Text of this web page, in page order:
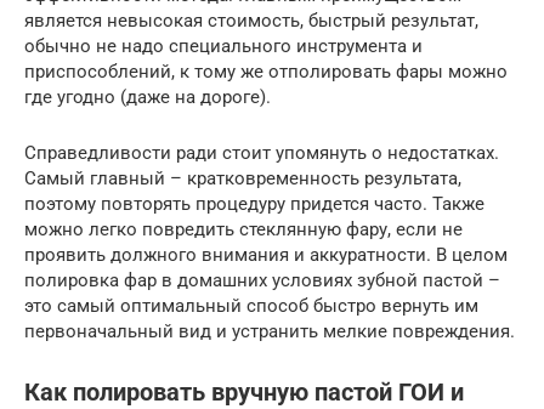
является невысокая стоимость, быстрый результат,
обычно не надо специального инструмента и
приспособлений, к тому же отполировать фары можно
где угодно (даже на дороге).
Справедливости ради стоит упомянуть о недостатках.
Самый главный – кратковременность результата,
поэтому повторять процедуру придется часто. Также
можно легко повредить стеклянную фару, если не
проявить должного внимания и аккуратности. В целом
полировка фар в домашних условиях зубной пастой –
это самый оптимальный способ быстро вернуть им
первоначальный вид и устранить мелкие повреждения.
Как полировать вручную пастой ГОИ и